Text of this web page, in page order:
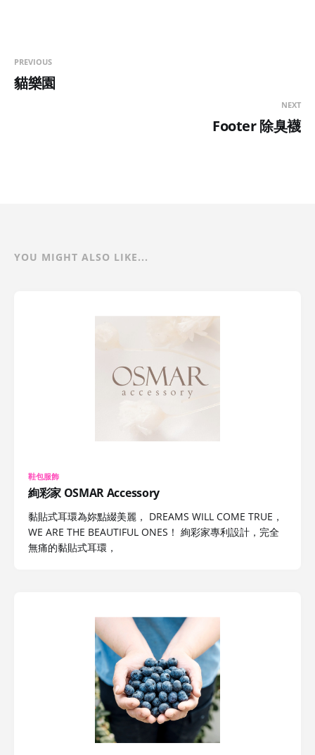
PREVIOUS
貓樂園
NEXT
Footer 除臭襪
YOU MIGHT ALSO LIKE...
鞋包服飾
絢彩家 OSMAR Accessory
黏貼式耳環為妳點綴美麗， DREAMS WILL COME TRUE，
WE ARE THE BEAUTIFUL ONES！ 絢彩家專利設計，完全
無痛的黏貼式耳環，